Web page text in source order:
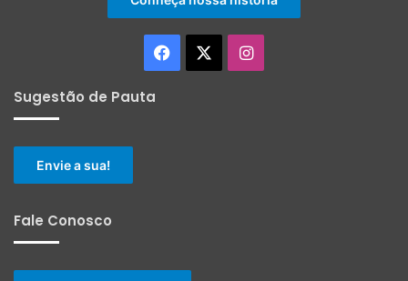
Facebook Instagram
Sugestão de Pauta
Envie a sua!
Fale Conosco